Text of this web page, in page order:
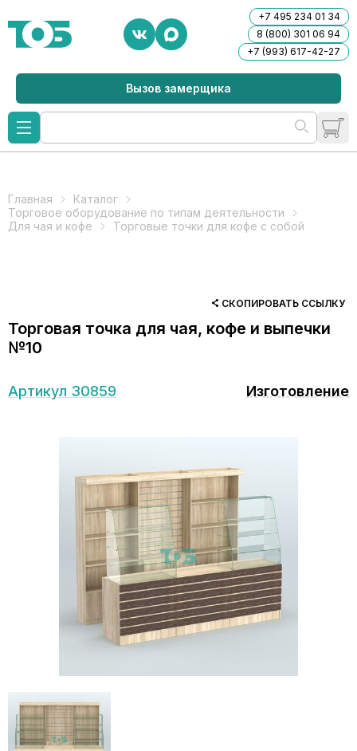
+7 495 234 01 34
8 (800) 301 06 94
+7 (993) 617-42-27
Вызов замерщика
Главная
Каталог
Торговое оборудование по типам деятельности
Для чая и кофе
Торговые точки для кофе с собой
СКОПИРОВАТЬ ССЫЛКУ
Торговая точка для чая, кофе и выпечки
№10
Артикул 30859 Изготовление